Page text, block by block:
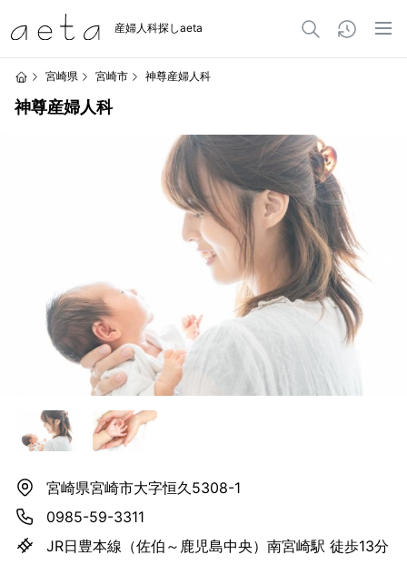
産婦人科探しaeta
宮崎県 宮崎市 神尊産婦人科
神尊産婦人科
宮崎県宮崎市大字恒久5308-1
0985-59-3311
JR日豊本線（佐伯～鹿児島中央）南宮崎駅 徒歩13分